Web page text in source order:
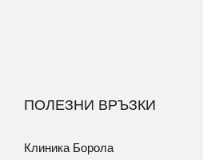
ПОЛЕЗНИ ВРЪЗКИ
Клиника Борола